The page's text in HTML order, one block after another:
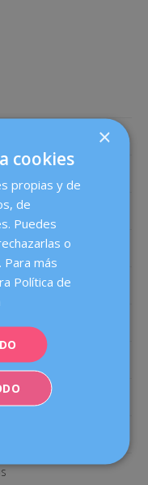
×
cookies
propias y de
de
Puedes
o
más
Política de